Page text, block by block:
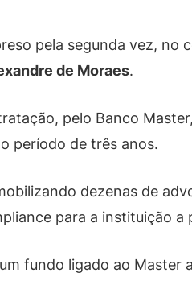
pela segunda vez, no
de Moraes.
pelo Banco
período de três anos.
dezenas de
para a instituição a
fundo ligado ao